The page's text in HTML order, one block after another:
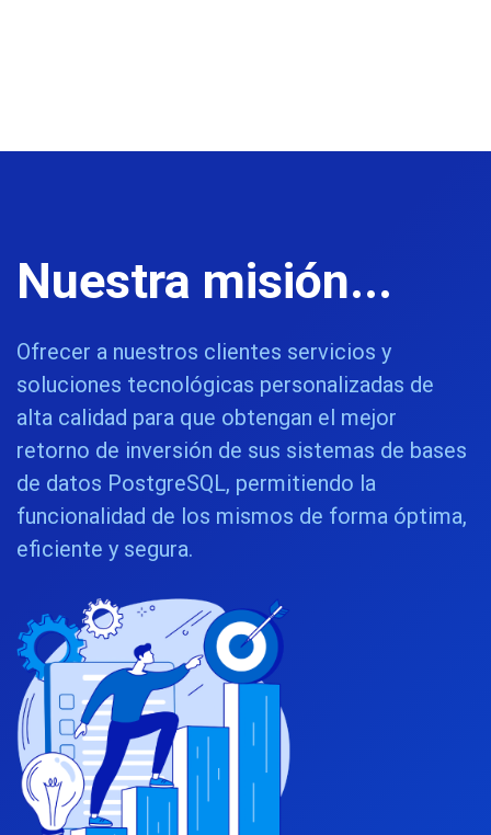
Nuestra misión...
Ofrecer a nuestros clientes servicios y
soluciones tecnológicas personalizadas de
alta calidad para que obtengan el mejor
retorno de inversión de sus sistemas de bases
de datos PostgreSQL, permitiendo la
funcionalidad de los mismos de forma óptima,
eficiente y segura.